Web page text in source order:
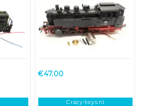
€47.00
Crazy-toys.nl